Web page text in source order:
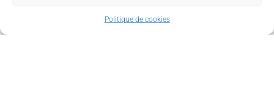
Politique de cookies